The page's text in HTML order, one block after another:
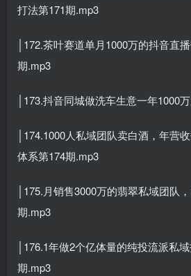
打法第171期.mp3
│172.茶叶赛道单月1000万的抖音直
期.mp3
│173.抖音同城做洗车生意一年1000
│174.1000人私域团队卖白酒，年营
体系第174期.mp3
│175.月销售3000万的翡翠私域团队
期.mp3
│176.1年做2个亿体量的纯投流派私
期.mp3